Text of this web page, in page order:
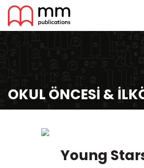
OKUL ÖNCESI &
Young